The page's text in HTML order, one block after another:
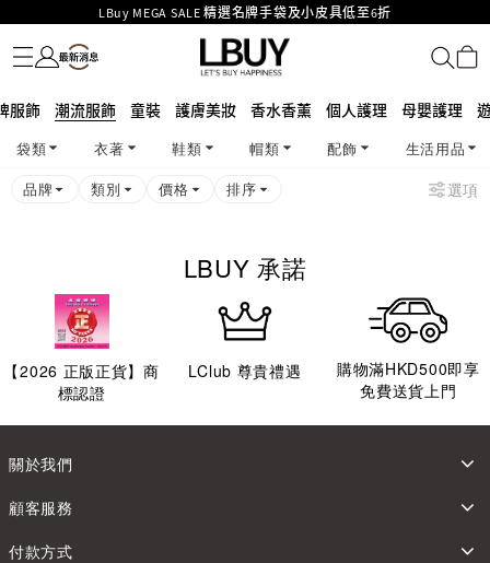
LBuy MEGA SALE 精選名牌手袋及小皮具低至6折
Goyard Hobo / Hobo Mini人氣限量特別版限時原價低至75折!
LBuy呈獻 - Hermès 及 Chanel 手袋及首飾原價低至6折，立即入手!
426號舖！
MOKO 1樓175號鋪旗艦店特設名牌Hermès、CHANEL及LV專區！
購物滿HKD500即享免運費！
LBuy獲香港知識產權署頒發2026《正版正貨承諾》商標
名牌服飾
潮流服飾
童裝
護膚美妝
香水香薰
個人護理
母嬰護理
遊戲及精品玩具
文儀用品
家居生活
電子產品
美食
醫藥保健
運動與戶外用品
服飾 潮流服飾 童裝 護膚美妝 香水香薰 個人護理 母嬰護理
袋類 衣著 鞋類 帽類 配飾
生活用品
品牌
類別 價格 排序 選項
LBUY 承諾
【2026 正版正貨】商
標認證
LClub 尊貴禮遇
購物滿HKD500即享
免費送貨上門
關於我們
顧客服務
付款方式